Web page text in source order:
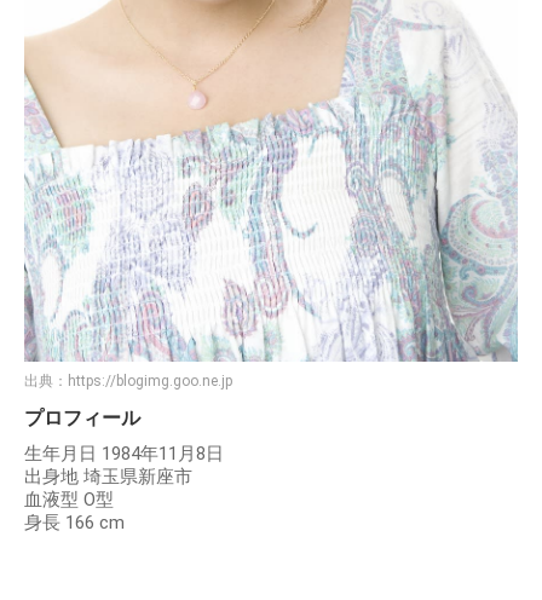
出典： https://blogimg.goo.ne.jp
プロフィール
生年月日 1984年11月8日
出身地 埼玉県新座市
血液型 O型
身長 166 cm